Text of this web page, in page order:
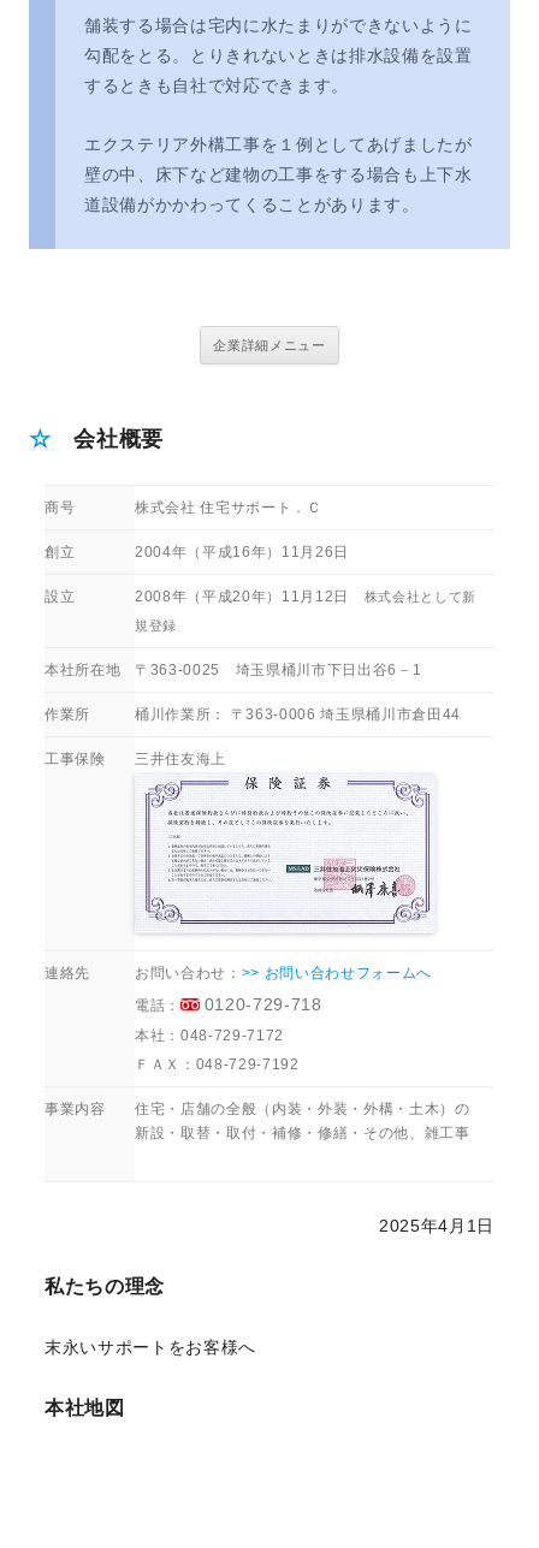
舗装する場合は宅内に水たまりができないように
勾配をとる。とりきれないときは排水設備を設置
するときも自社で対応できます。
エクステリア外構工事を１例としてあげましたが
壁の中、床下など建物の工事をする場合も上下水
道設備がかかわってくることがあります。
企業詳細メニュー
☆ 会社概要
商号 株式会社 住宅サポート．Ｃ
創立 2004年（平成16年）11月26日
設立 2008年（平成20年）11月12日
株式会社として新
規登録
本社所在地 〒 363-0025 埼玉県桶川市下日出谷6－1
作業所 桶川作業所： 〒363-0006 埼玉県桶川市倉田44
工事保険 三井住友海上
連絡先 お問い合わせ： >> お問い合わせフォームへ
電話：
0120-729-718
本社：048-729-7172
ＦＡＸ： 048-729-7192
事業内容
住宅・店舗の全般（内装・外装・外構・土木）の
新設・取替・取付・補修・修繕・その他、雑工事
2025年4月1日
私たちの理念
末永いサポートをお客様へ
本社地図